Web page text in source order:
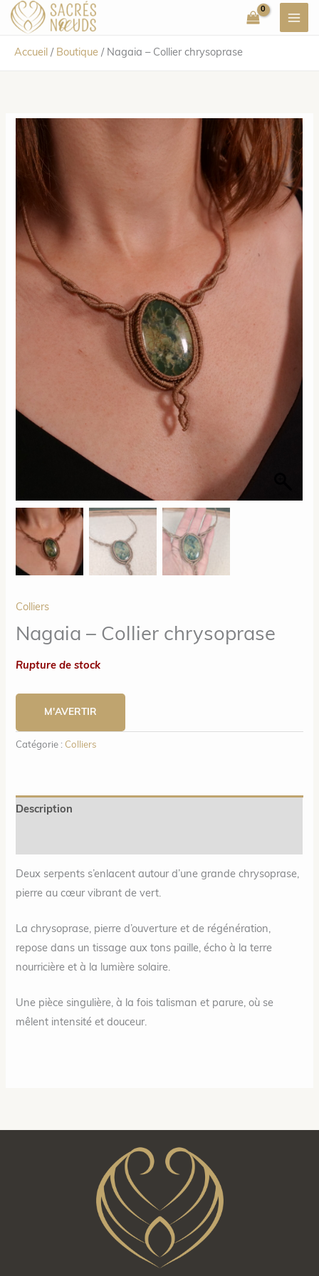
Aller
contenu
Accueil / Boutique / Nagaia – Collier chrysoprase
Colliers
Nagaia – Collier chrysoprase
Rupture de stock
M'AVERTIR
Catégorie : Colliers
Description
Deux serpents s’enlacent autour d’une grande chrysoprase,
pierre au cœur vibrant de vert.
La chrysoprase, pierre d’ouverture et de régénération,
repose dans un tissage aux tons paille, écho à la terre
nourricière et à la lumière solaire.
Une pièce singulière, à la fois talisman et parure, où se
mêlent intensité et douceur.